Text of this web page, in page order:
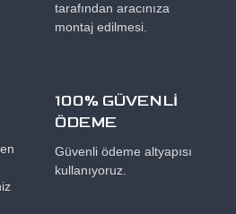
tarafından aracınıza
montaj edilmesi.
100% GÜVENLİ
ÖDEME
Güvenli ödeme altyapısı
kullanıyoruz.